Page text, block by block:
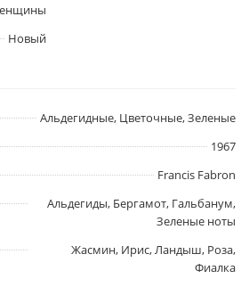
Новый
Альдегидные, Цветочные, Зеленые
1967
Francis Fabron
Альдегиды, Бергамот, Гальбанум,
Зеленые ноты
Жасмин, Ирис, Ландыш, Роза,
Фиалка